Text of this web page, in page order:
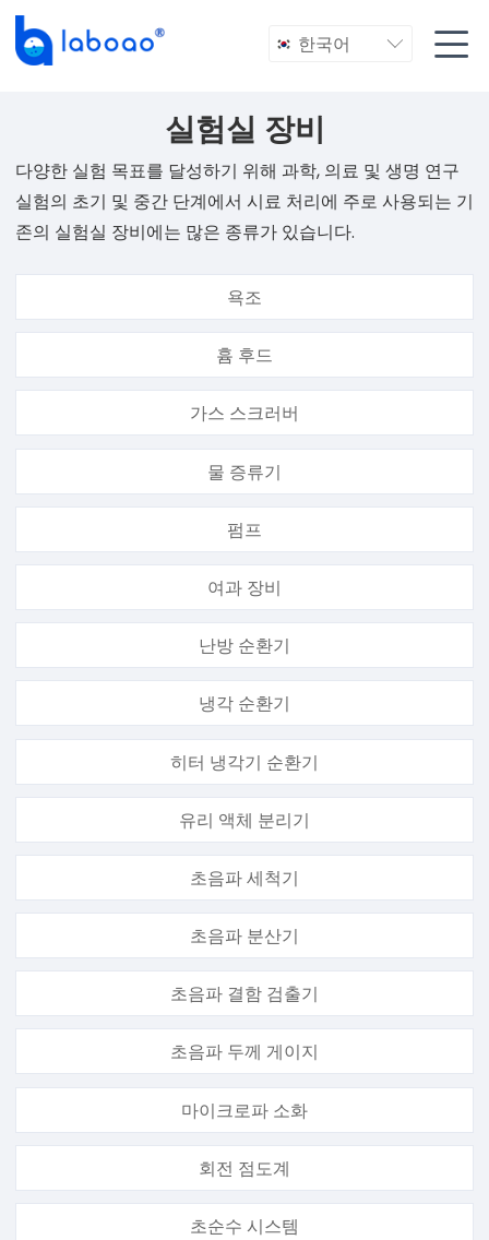
한국어  
실험실 장비
다양한 실험 목표를 달성하기 위해 과학, 의료 및 생명 연구
실험의 초기 및 중간 단계에서 시료 처리에 주로 사용되는 기
존의 실험실 장비에는 많은 종류가 있습니다.
욕조
흄 후드
가스 스크러버
물 증류기
펌프
여과 장비
난방 순환기
냉각 순환기
히터 냉각기 순환기
유리 액체 분리기
초음파 세척기
초음파 분산기
초음파 결함 검출기
초음파 두께 게이지
마이크로파 소화
회전 점도계
초순수 시스템